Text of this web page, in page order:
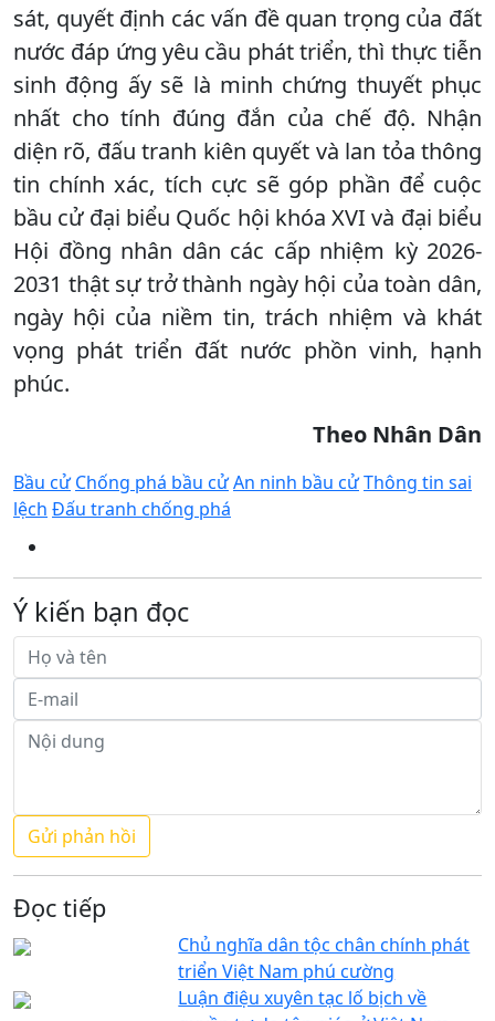
sát, quyết định các vấn đề quan trọng của đất
nước đáp ứng yêu cầu phát triển, thì thực tiễn
sinh động ấy sẽ là minh chứng thuyết phục
nhất cho tính đúng đắn của chế độ. Nhận
diện rõ, đấu tranh kiên quyết và lan tỏa thông
tin chính xác, tích cực sẽ góp phần để cuộc
bầu cử đại biểu Quốc hội khóa XVI và đại biểu
Hội đồng nhân dân các cấp nhiệm kỳ 2026-
2031 thật sự trở thành ngày hội của toàn dân,
ngày hội của niềm tin, trách nhiệm và khát
vọng phát triển đất nước phồn vinh, hạnh
phúc.
Theo Nhân Dân
Bầu cử Chống phá bầu cửAn ninh bầu cửThông tin sai
lệch Đấu tranh chống phá
Ý kiến bạn đọc
Đọc tiếp
Chủ nghĩa dân tộc chân chính phát
triển Việt Nam phú cường
Luận điệu xuyên tạc lố bịch về